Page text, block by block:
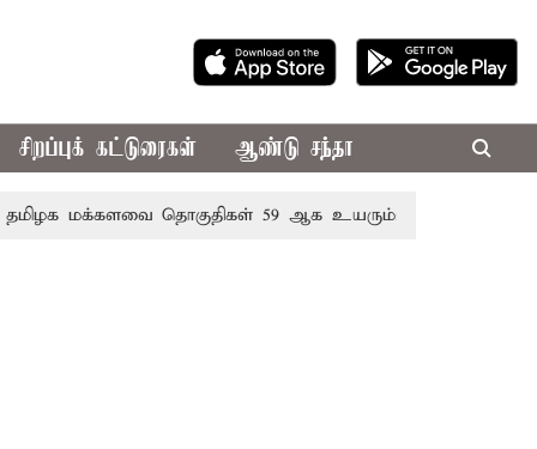
சிறப்புக் கட்டுரைகள் ஆண்டு சந்தா
மக்களவை தொகுதிகள் 59 ஆக உயரும்: உத்தேச பட்டியல்